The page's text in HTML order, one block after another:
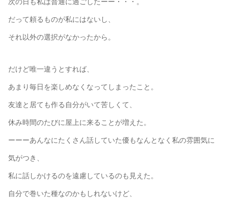
だって頼るものが私にはないし、
それ以外の選択がなかったから。
だけど唯一違うとすれば、
あまり毎日を楽しめなくなってしまったこと。
友達と居ても作る自分がいて苦しくて、
休み時間のたびに屋上に来ることが増えた。
ーーーあんなにたくさん話していた優もなんとなく私の雰囲気に
気がつき、
私に話しかけるのを遠慮しているのも見えた。
自分で巻いた種なのかもしれないけど、